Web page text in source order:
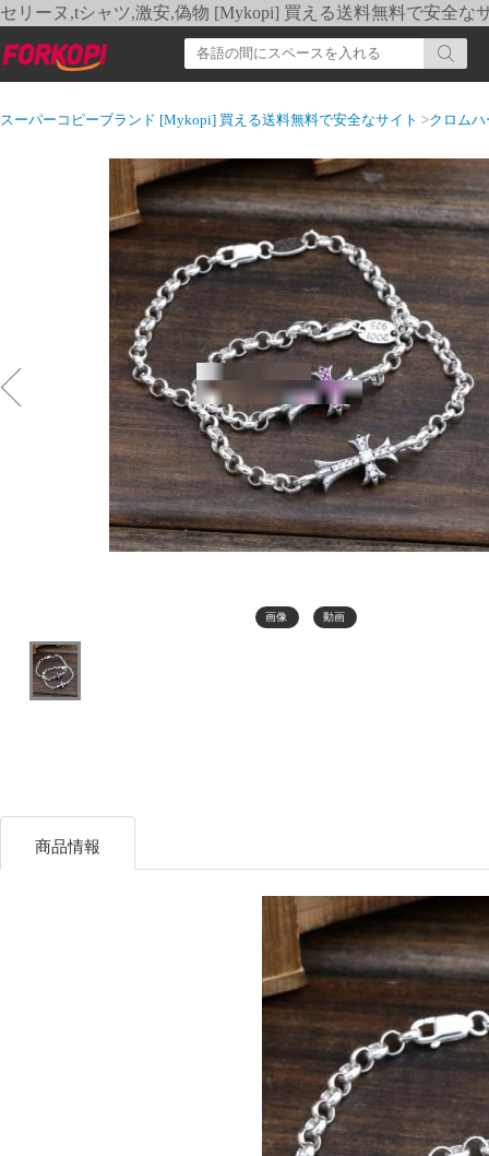
セリーヌ,tシャツ,激安,偽物 [Mykopi] 買える送料無料で安全な
スーパーコピーブランド [Mykopi] 買える送料無料で安全なサイト >クロム
画像 動画
商品情報